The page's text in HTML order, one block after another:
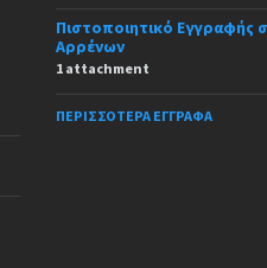
Πιστοποιητικό Εγγραφής
Αρρένων
1 attachment
ΠΕΡΙΣΣΌΤΕΡΑ ΈΓΓΡΑΦΑ